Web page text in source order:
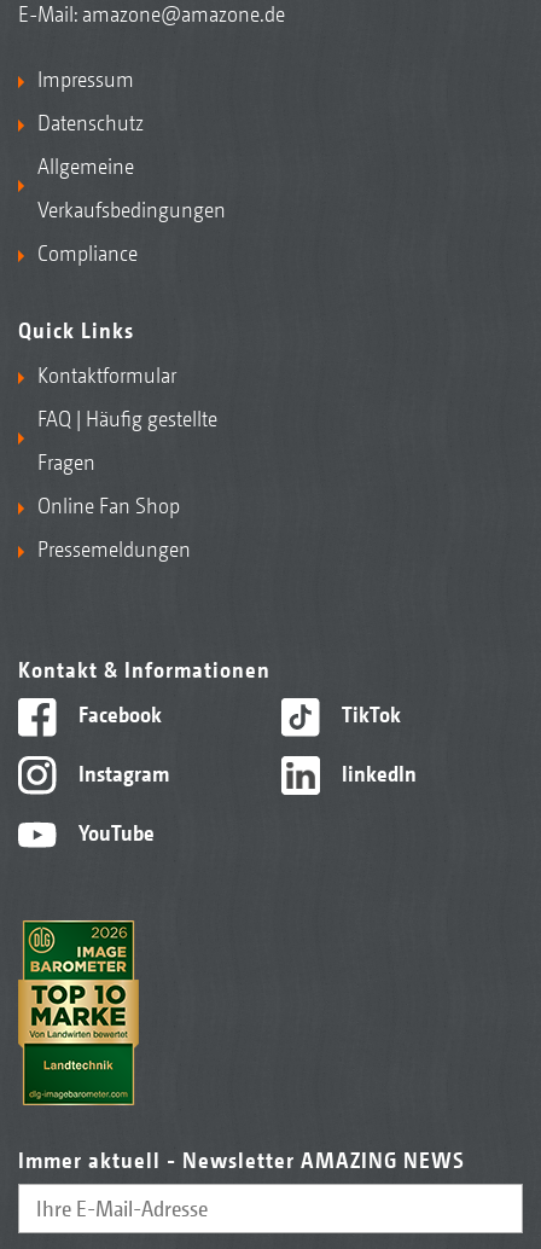
E-Mail: amazone@amazone.de
Impressum
Datenschutz
Allgemeine
Verkaufsbedingungen
Compliance
Quick Links
Kontaktformular
FAQ | Häufig gestellte
Fragen
Online Fan Shop
Pressemeldungen
Kontakt & Informationen
Facebook
Instagram
YouTube
TikTok
linkedIn
Immer aktuell - Newsletter AMAZING NEWS